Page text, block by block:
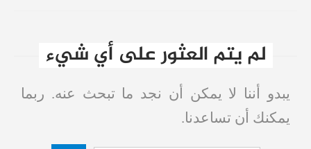
لم يتم العثور على أي شيء
يبدو أننا لا يمكن أن نجد ما تبحث عنه. ربما
يمكنك أن تساعدنا.